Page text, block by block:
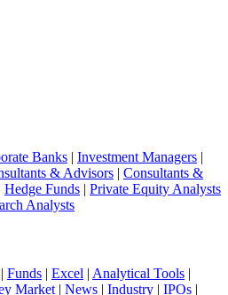
Banks | Investment Managers |
& Advisors | Consultants &
Hedge Funds | Private Equity Analysts
Analysts
| Funds | Excel | Analytical Tools |
Market | News | Industry | IPOs |